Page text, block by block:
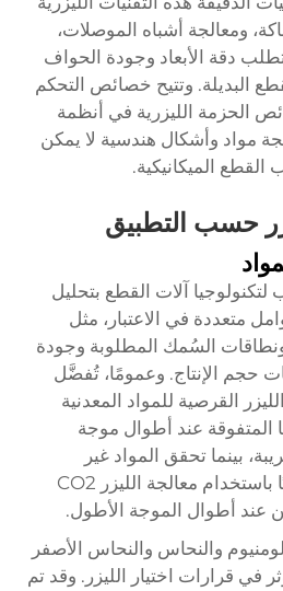
ومعالجة أشباه الموصلات،
دقة الأبعاد وجودة الحواف
البديلة. وتتيح خصائص التحكم
الحزمة الليزرية في أنظمة
مواد وأشكال هندسية لا يمكن
القطع الميكانيكية.
حسب التطبيق
لتكنولوجيا آلات القطع بتحليل
متعددة في الاعتبار، مثل
السُمك المطلوبة وجودة
حجم الإنتاج. وعمومًا، تُفضَّل
القرصية للمواد المعدنية
عند أطوال موجة
بينما تحقق المواد غير
المعدنية نتائج أفضل غالبًا باستخدام معالجة الليزر CO2
أطوال الموجة الأطول.
والنحاس والنحاس الأصفر
قرارات اختيار الليزر. وقد تم